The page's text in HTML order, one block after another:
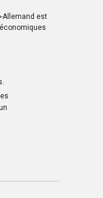
Allemand est